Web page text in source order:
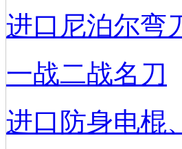
进口尼泊尔弯
一战二战名刀
进口防身电棍